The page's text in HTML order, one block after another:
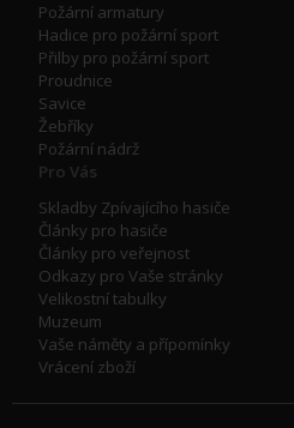
Požární armatury
Hadice pro požární sport
Přilby pro požární sport
Proudnice
Savice
Žebříky
Požární nádrž
Pro Vás
Skladby Zpívajícího hasiče
Články pro hasiče
Články pro veřejnost
Odkazy pro Vaše stránky
Velikostní tabulky
Muzeum
Vaše náměty a přípomínky
Vrácení zboží